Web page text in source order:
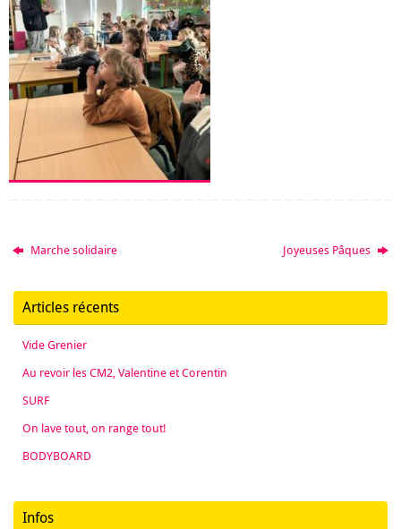
Marche solidaire Joyeuses Pâques
Articles récents
Vide Grenier
Au revoir les CM2, Valentine et Corentin
SURF
On lave tout, on range tout!
BODYBOARD
Infos